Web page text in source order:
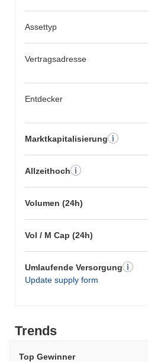
Assettyp
Vertragsadresse
Entdecker
Marktkapitalisierung
Allzeithoch
Volumen (24h)
Vol / M Cap (24h)
Umlaufende Versorgung
Update supply form
Trends
Top Gewinner